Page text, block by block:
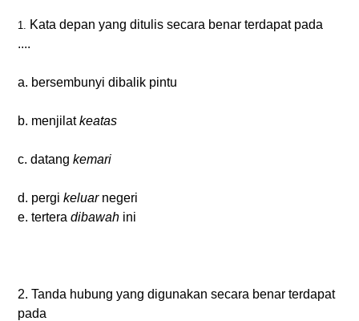
1.
Kata depan yang ditulis secara benar terdapat pada
....
a. bersembunyi dibalik pintu
b. menjilatkeatas
c. datang kemari
d. pergi keluar negeri
e. tertera dibawah ini
2. Tanda hubung yang digunakan secara benar terdapat
pada